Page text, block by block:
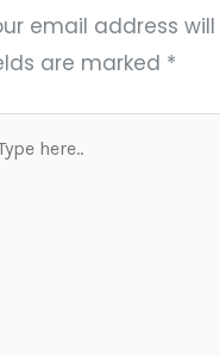
email address
are marked *